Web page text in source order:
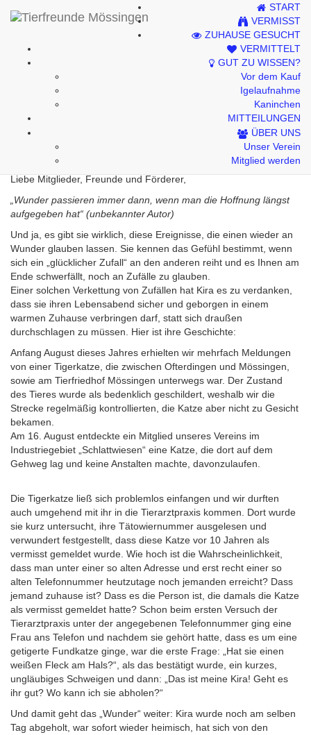
Kontakt
START
VERMISST
ZUHAUSE GESUCHT
VERMITTELT
GUT ZU WISSEN?
Vor dem Kauf
Igelaufnahme
Kaninchen
MITTEILUNGEN
ÜBER UNS
Unser Verein
Mitglied werden
Weihnachtsbrief 2019
Liebe Mitglieder, Freunde und Förderer,
„Wunder passieren immer dann, wenn man die Hoffnung längst
aufgegeben hat“ (unbekannter Autor)
Und ja, es gibt sie wirklich, diese Ereignisse, die einen wieder an
Wunder glauben lassen. Sie kennen das Gefühl bestimmt, wenn
sich ein „glücklicher Zufall“ an den anderen reiht und es Ihnen am
Ende schwerfällt, noch an Zufälle zu glauben.
Einer solchen Verkettung von Zufällen hat Kira es zu verdanken,
dass sie ihren Lebensabend sicher und geborgen in einem
warmen Zuhause verbringen darf, statt sich draußen
durchschlagen zu müssen. Hier ist ihre Geschichte:
Anfang August dieses Jahres erhielten wir mehrfach Meldungen
von einer Tigerkatze, die zwischen Ofterdingen und Mössingen,
sowie am Tierfriedhof Mössingen unterwegs war. Der Zustand
des Tieres wurde als bedenklich geschildert, weshalb wir die
Strecke regelmäßig kontrollierten, die Katze aber nicht zu Gesicht
bekamen.
Am 16. August entdeckte ein Mitglied unseres Vereins im
Industriegebiet „Schlattwiesen“ eine Katze, die dort auf dem
Gehweg lag und keine Anstalten machte, davonzulaufen.
Die Tigerkatze ließ sich problemlos einfangen und wir durften
auch umgehend mit ihr in die Tierarztpraxis kommen. Dort wurde
sie kurz untersucht, ihre Tätowiernummer ausgelesen und
verwundert festgestellt, dass diese Katze vor 10 Jahren als
vermisst gemeldet wurde. Wie hoch ist die Wahrscheinlichkeit,
dass man unter einer so alten Adresse und erst recht einer so
alten Telefonnummer heutzutage noch jemanden erreicht? Dass
jemand zuhause ist? Dass es die Person ist, die damals die Katze
als vermisst gemeldet hatte? Schon beim ersten Versuch der
Tierarztpraxis unter der angegebenen Telefonnummer ging eine
Frau ans Telefon und nachdem sie gehört hatte, dass es um eine
getigerte Fundkatze ginge, war die erste Frage: „Hat sie einen
weißen Fleck am Hals?“, als das bestätigt wurde, ein kurzes,
ungläubiges Schweigen und dann: „Das ist meine Kira! Geht es
ihr gut? Wo kann ich sie abholen?“
Und damit geht das „Wunder“ weiter: Kira wurde noch am selben
Tag abgeholt, war sofort wieder heimisch, hat sich von den